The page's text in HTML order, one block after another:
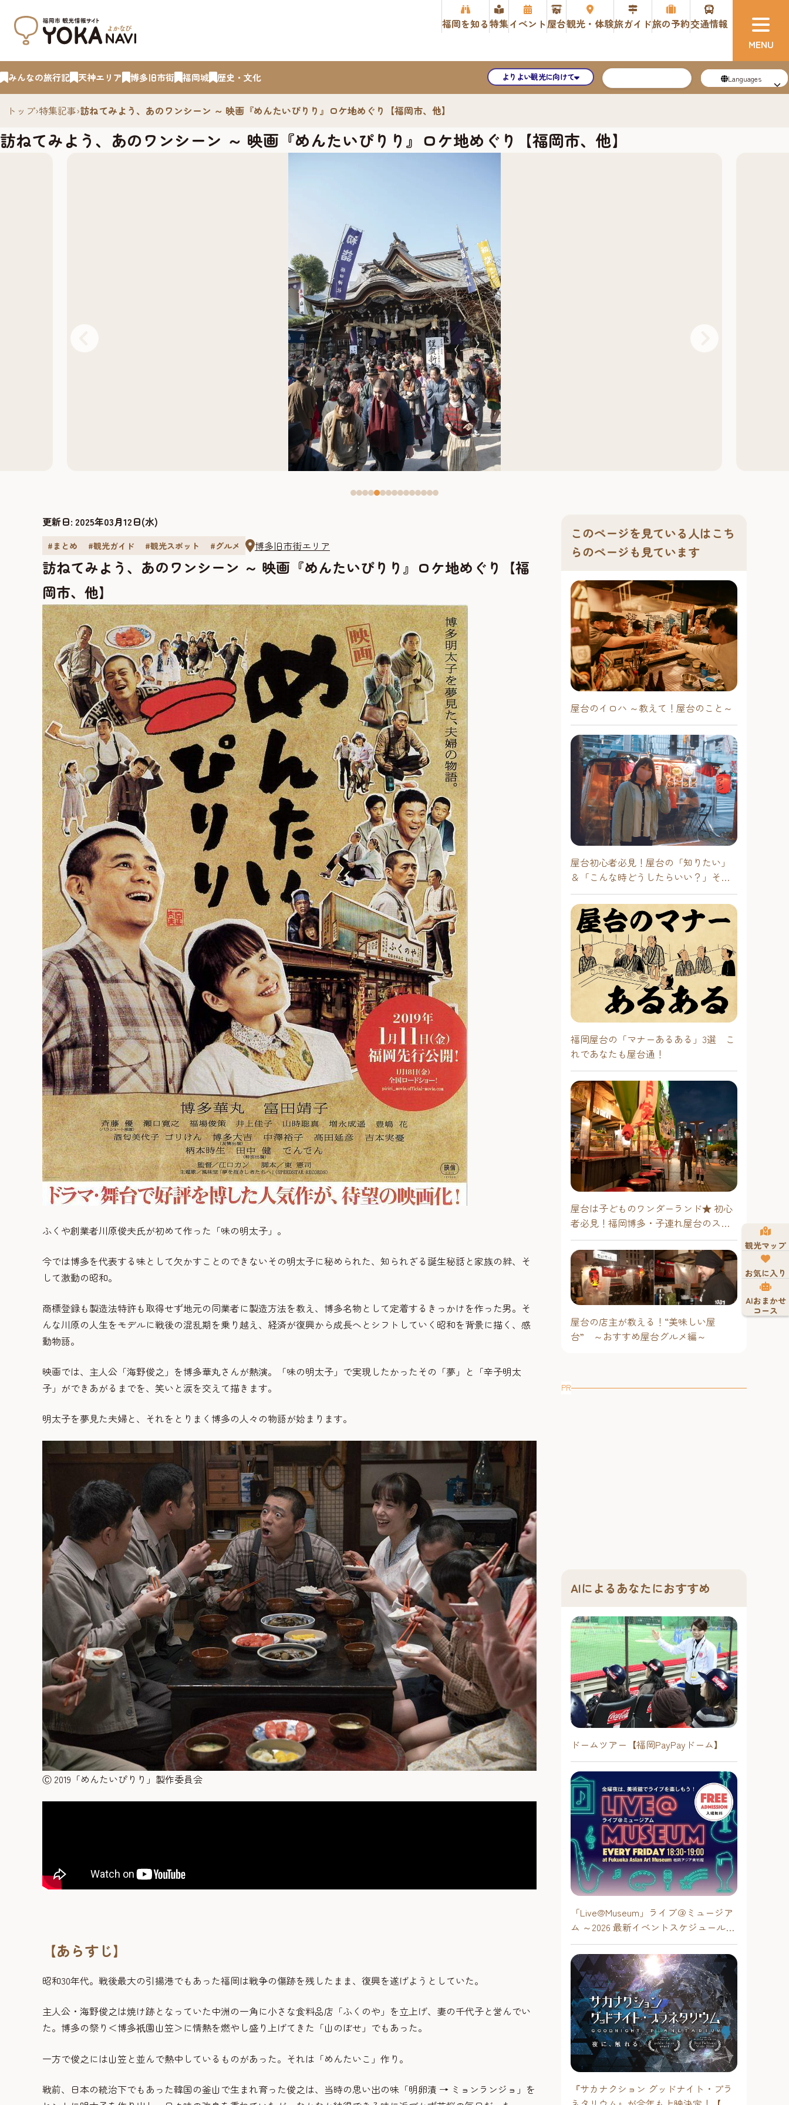
福岡を知る特集イベント屋台観光・体験旅ガイド旅の予約交通情報
みんなの旅行記 天神エリア 博多旧市街 福岡城 歴史・文化 よりよい観光に向けて Languages
トップ›特集記事›訪ねてみよう、あのワンシーン ～ 映画『めんたいぴりり』ロケ地めぐり【福岡市、他】
訪ねてみよう、あのワンシーン ～ 映画『めんたいぴりり』ロケ地めぐり【福岡市、他】
更新日: 2025年03月12日(水)
#まとめ #観光ガイド #観光スポット #グルメ 博多旧市街エリア
訪ねてみよう、あのワンシーン ～ 映画『めんたいぴりり』ロケ地めぐり【福
岡市、他】
ふくや創業者川原俊夫氏が初めて作った「味の明太子」。
今では博多を代表する味として欠かすことのできないその明太子に秘められた、知られざる誕生秘話と家族の絆、そ
して激動の昭和。
商標登録も製造法特許も取得せず地元の同業者に製造方法を教え、博多名物として定着するきっかけを作った男。そ
んな川原の人生をモデルに戦後の混乱期を乗り越え、経済が復興から成長へとシフトしていく昭和を背景に描く、感
動物語。
映画では、主人公「海野俊之」を博多華丸さんが熱演。「味の明太子」で実現したかったその「夢」と「辛子明太
子」ができあがるまでを、笑いと涙を交えて描きます。
明太子を夢見た夫婦と、それをとりまく博多の人々の物語が始まります。
Ⓒ 2019「めんたいぴりり」製作委員会
【あらすじ】
昭和30年代。戦後最大の引揚港でもあった福岡は戦争の傷跡を残したまま、復興を遂げようとしていた。
主人公・海野俊之は焼け跡となっていた中洲の一角に小さな食料品店「ふくのや」を立上げ、妻の千代子と営んでい
た。博多の祭り＜博多祇園山笠＞に情熱を燃やし盛り上げてきた「山のぼせ」でもあった。
一方で俊之には山笠と並んで熱中しているものがあった。それは「めんたいこ」作り。
戦前、日本の統治下でもあった韓国の釜山で生まれ育った俊之は、当時の思い出の味「明卵漬 → ミョンランジョ」を
このページを見ている人はこち
らのページも見ています
屋台のイロハ ～教えて！屋台のこと～
屋台初心者必見！屋台の「知りたい」
＆「こんな時どうしたらいい？」その
疑問に答えます！
福岡屋台の「マナーあるある」3選 こ
れであなたも屋台通！
屋台は子どものワンダーランド★ 初心
者必見！福岡博多・子連れ屋台のスス
メ
屋台の店主が教える！“美味しい屋
台” ～おすすめ屋台グルメ編～
PR
AIによるあなたにおすすめ
ドームツアー【福岡PayPayドーム】
「Live@Museum」ライブ＠ミュージア
ム ～2026 最新イベントスケジュール！
【福岡アジア美術館】
『サカナクション グッドナイト・プラ
観光マップ
お気に入り
AIおまかせ
コース